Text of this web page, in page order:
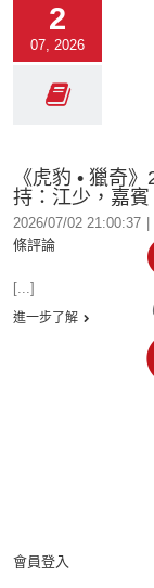
2
07, 2026
《虎豹 • 獵奇
持：江少，嘉
2026/07/02 21:00:37
條評論
[...]
進一步了解
會員登入